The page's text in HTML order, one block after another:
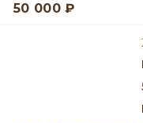
50 000 ₽